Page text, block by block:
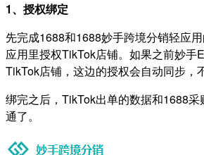
1、授权绑定
先完成1688和1688妙手跨境分销轻应
应用里授权TikTok店铺。如果之前妙手
TikTok店铺，这边的授权会自动同步，
绑完之后，TikTok出单的数据和1688
通了。